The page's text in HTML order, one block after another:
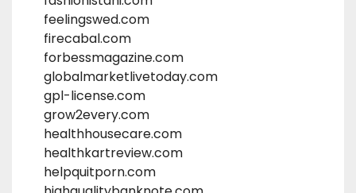
feelingswed.com
firecabal.com
forbessmagazine.com
globalmarketlivetoday.com
gpl-license.com
grow2every.com
healthhousecare.com
healthkartreview.com
helpquitporn.com